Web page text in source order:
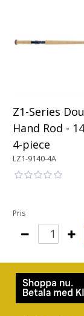
Z1-Series
Hand Rod -
4-piece
LZ1-9140-4A
Pris